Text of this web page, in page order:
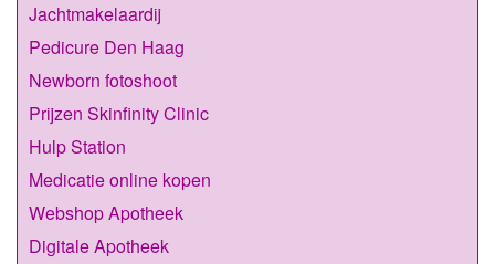
Jachtmakelaardij
Pedicure Den Haag
Newborn fotoshoot
Prijzen Skinfinity Clinic
Hulp Station
Medicatie online kopen
Webshop Apotheek
Digitale Apotheek